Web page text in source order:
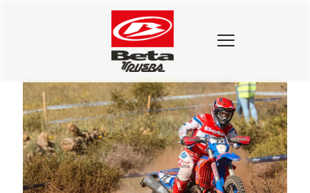
Etiquetas Autores Mostrar todo